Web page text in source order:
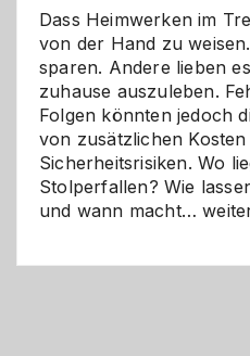
Dass Heimwerken im
von der Hand zu
sparen. Andere lieben
zuhause auszuleben.
Folgen könnten jedoch
von zusätzlichen
Sicherheitsrisiken. Wo
Stolperfallen? Wie
und wann macht…